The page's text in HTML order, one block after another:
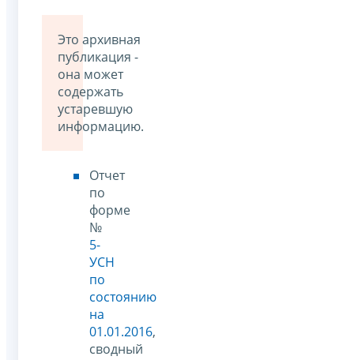
Это архивная
публикация -
она может
содержать
устаревшую
информацию.
Отчет
по
форме
№
5-
УСН
по
состоянию
на
01.01.2016,
сводный